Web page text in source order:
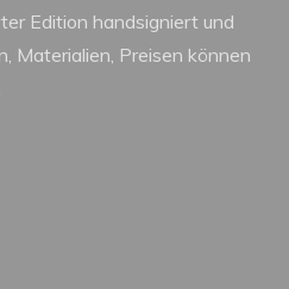
Edition handsigniert und
Materialien, Preisen können